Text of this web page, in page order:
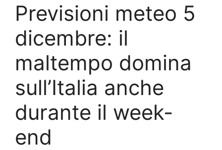
Previsioni meteo 5
dicembre: il
maltempo domina
sull’Italia anche
durante il week-
end